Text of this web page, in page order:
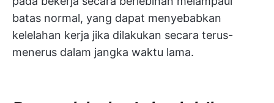
batas normal, yang dapat menyebabkan
kelelahan kerja jika dilakukan secara terus-
menerus dalam jangka waktu lama.